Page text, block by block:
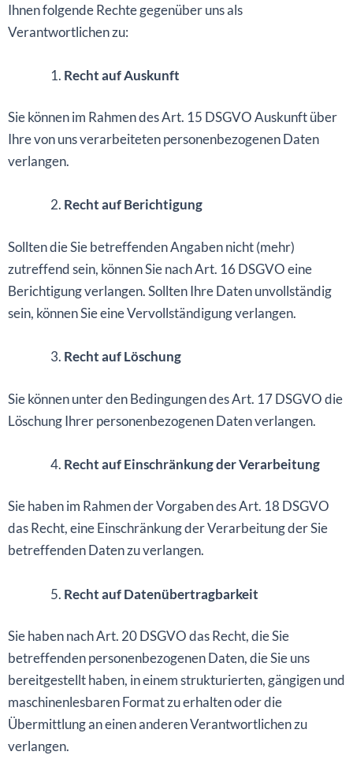
Ihnen folgende Rechte gegenüber uns als
Verantwortlichen zu:
Recht auf Auskunft
Sie können im Rahmen des Art. 15 DSGVO Auskunft über
Ihre von uns verarbeiteten personenbezogenen Daten
verlangen.
Recht auf Berichtigung
Sollten die Sie betreffenden Angaben nicht (mehr)
zutreffend sein, können Sie nach Art. 16 DSGVO eine
Berichtigung verlangen. Sollten Ihre Daten unvollständig
sein, können Sie eine Vervollständigung verlangen.
Recht auf Löschung
Sie können unter den Bedingungen des Art. 17 DSGVO die
Löschung Ihrer personenbezogenen Daten verlangen.
Recht auf Einschränkung der Verarbeitung
Sie haben im Rahmen der Vorgaben des Art. 18 DSGVO
das Recht, eine Einschränkung der Verarbeitung der Sie
betreffenden Daten zu verlangen.
Recht auf Datenübertragbarkeit
Sie haben nach Art. 20 DSGVO das Recht, die Sie
betreffenden personenbezogenen Daten, die Sie uns
bereitgestellt haben, in einem strukturierten, gängigen und
maschinenlesbaren Format zu erhalten oder die
Übermittlung an einen anderen Verantwortlichen zu
verlangen.